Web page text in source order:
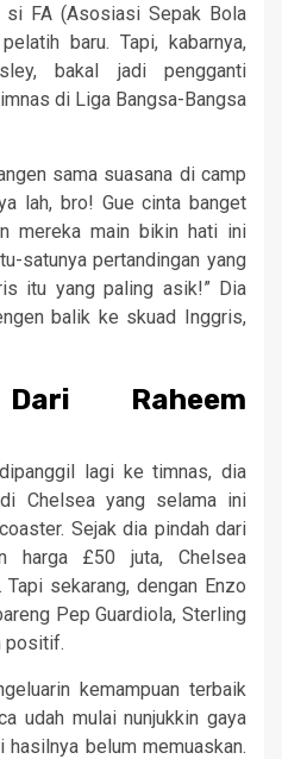
FA (Asosiasi Sepak Bola
baru. Tapi, kabarnya,
bakal jadi pengganti
di Liga Bangsa-Bangsa
sama suasana di camp
lah, bro! Gue cinta banget
mereka main bikin hati ini
satunya pertandingan yang
itu yang paling asik!” Dia
balik ke skuad Inggris,
Raheem
lagi ke timnas, dia
Chelsea yang selama ini
Sejak dia pindah dari
harga £50 juta, Chelsea
sekarang, dengan Enzo
Pep Guardiola, Sterling
positif.
kemampuan terbaik
udah mulai nunjukkin gaya
hasilnya belum memuaskan.